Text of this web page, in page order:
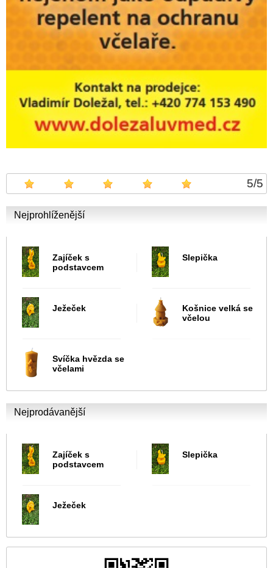
5/5
Nejprohlíženější
Zajíček s
podstavcem
Slepička
Ježeček
Košnice velká se
včelou
Svíčka hvězda se
včelami
Nejprodávanější
Zajíček s
podstavcem
Slepička
Ježeček